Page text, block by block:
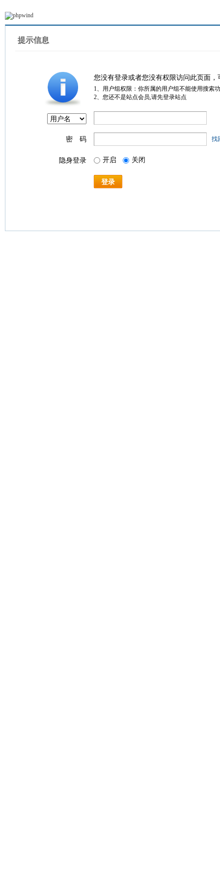
提示信息
您没有登录或者您没有权限访问此页面
1、用户组权限：你所属的用户组不能使用搜索
2、您还不是站点会员,请先登录站点
密 码 找
隐身登录 开启 关闭
登录